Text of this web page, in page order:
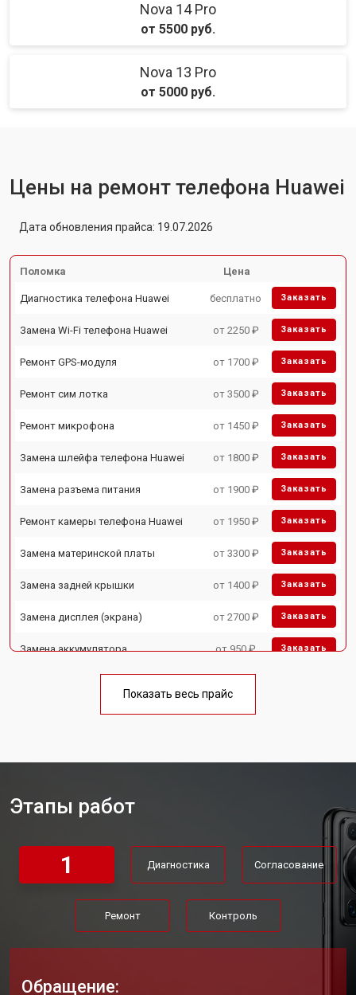
Nova 14 Pro
от 5500 руб.
Nova 13 Pro
от 5000 руб.
Цены на ремонт телефона Huawei
Дата обновления прайса: 19.07.2026
Поломка Цена
Диагностика телефона Huawei бесплатно Заказать
Замена Wi-Fi телефона Huawei от 2250 ₽ Заказать
Ремонт GPS-модуля от 1700 ₽ Заказать
Ремонт сим лотка от 3500 ₽ Заказать
Ремонт микрофона от 1450 ₽ Заказать
Замена шлейфа телефона Huawei от 1800 ₽ Заказать
Замена разъема питания от 1900 ₽ Заказать
Ремонт камеры телефона Huawei от 1950 ₽ Заказать
Замена материнской платы от 3300 ₽ Заказать
Замена задней крышки от 1400 ₽ Заказать
Замена дисплея (экрана) от 2700 ₽ Заказать
Замена аккумулятора от 950 ₽ Заказать
Ремонт цепи питания от 3200 ₽
Показать весь прайс
Этапы работ
1 Диагностика Согласование
Ремонт Контроль
Обращение: